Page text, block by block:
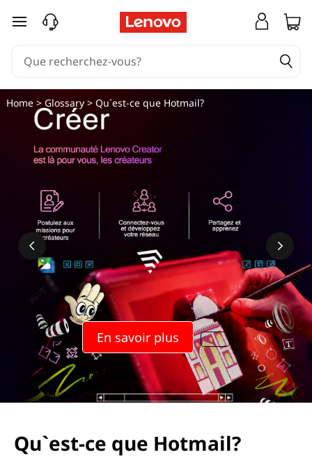
passer au contenu principal
En savoir plus
Home> Glossary> Qu`est-ce que Hotmail?
Qu`est-ce que Hotmail?